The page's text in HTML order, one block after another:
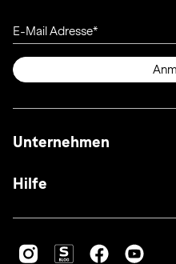
E-Mail Adresse
Unternehmen
Hilfe